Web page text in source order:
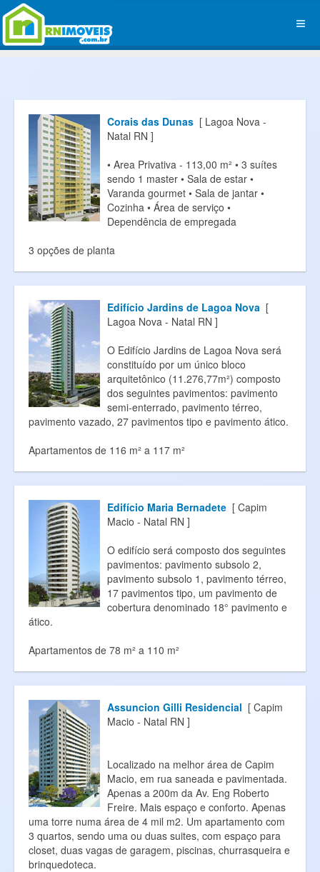
Corais das Dunas [ Lagoa Nova -
Natal RN ]
• Area Privativa - 113,00 m² • 3 suítes
sendo 1 master • Sala de estar •
Varanda gourmet • Sala de jantar •
Cozinha • Área de serviço •
Dependência de empregada
3 opções de planta
Edifício Jardins de Lagoa Nova [
Lagoa Nova - Natal RN ]
O Edifício Jardins de Lagoa Nova será
constituído por um único bloco
arquitetônico (11.276,77m²) composto
dos seguintes pavimentos: pavimento
semi-enterrado, pavimento térreo,
pavimento vazado, 27 pavimentos tipo e pavimento ático.
Apartamentos de 116 m² a 117 m²
Edifício Maria Bernadete [ Capim
Macio - Natal RN ]
O edifício será composto dos seguintes
pavimentos: pavimento subsolo 2,
pavimento subsolo 1, pavimento térreo,
17 pavimentos tipo, um pavimento de
cobertura denominado 18° pavimento e
ático.
Apartamentos de 78 m² a 110 m²
Assuncion Gilli Residencial [ Capim
Macio - Natal RN ]
Localizado na melhor área de Capim
Macio, em rua saneada e pavimentada.
Apenas a 200m da Av. Eng Roberto
Freire. Mais espaço e conforto. Apenas
uma torre numa área de 4 mil m2. Um apartamento com
3 quartos, sendo uma ou duas suites, com espaço para
closet, duas vagas de garagem, piscinas, churrasqueira e
brinquedoteca.